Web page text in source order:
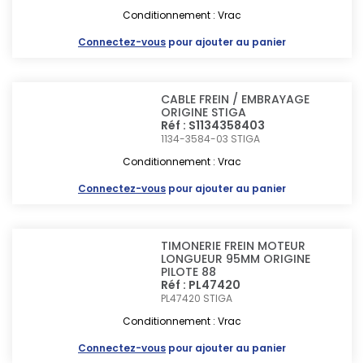
Conditionnement : Vrac
Connectez-vous pour ajouter au panier
CABLE FREIN / EMBRAYAGE
ORIGINE STIGA
Réf : S1134358403
1134-3584-03 STIGA
Conditionnement : Vrac
Connectez-vous pour ajouter au panier
TIMONERIE FREIN MOTEUR
LONGUEUR 95MM ORIGINE
PILOTE 88
Réf : PL47420
PL47420 STIGA
Conditionnement : Vrac
Connectez-vous pour ajouter au panier